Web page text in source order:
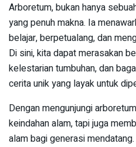
Arboretum, bukan hanya
yang penuh makna. Ia
belajar, berpetualang, dan
Di sini, kita dapat merasakan
kelestarian tumbuhan, dan
cerita unik yang layak untuk
Dengan mengunjungi
keindahan alam, tapi juga
alam bagi generasi mendatang.